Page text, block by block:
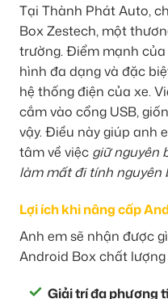
Tại Thành Phát Auto,
Box Zestech, một
trường. Điểm mạnh
hình đa dạng và đặc
hệ thống điện của xe.
cắm vào cổng USB,
vậy. Điều này giúp anh
tâm về việc giữ nguyên
làm mất đi tính nguyên
Lợi ích khi nâng cấp
Anh em sẽ nhận được
Android Box chất
Giải trí đa phương